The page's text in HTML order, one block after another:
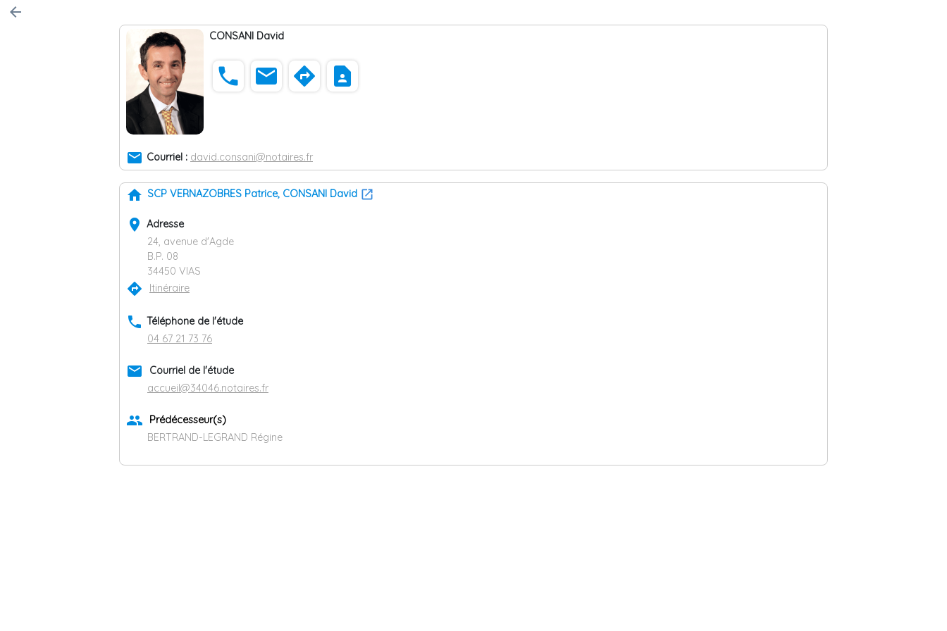
arrow_back
CONSANI David
phone email directions contact_page
email Courriel : david.consani@notaires.fr
home SCP VERNAZOBRES Patrice, CONSANI David
place Adresse
24, avenue d'Agde
B.P. 08
34450 VIAS
directions Itinéraire
phone Téléphone de l'étude
04 67 21 73 76
email
Courriel de l'étude
accueil@34046.notaires.fr
group
Prédécesseur(s)
BERTRAND-LEGRAND Régine